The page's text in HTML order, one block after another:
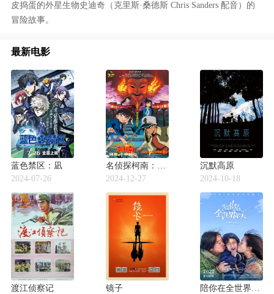
皮捣蛋的外星生物史迪奇（克里斯·桑德斯 Chris Sanders 配音）的
冒险故事。
最新电影
蓝色禁区：凪
2024-07-26
名侦探柯南：迷宫的十字路口
2024-12-27
沉默高原
2024-10-18
渡江侦察记
镜子
陪你在全世界长大